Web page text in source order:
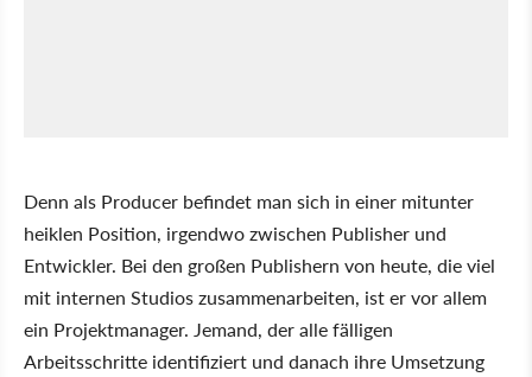
Denn als Producer befindet man sich in einer mitunter
heiklen Position, irgendwo zwischen Publisher und
Entwickler. Bei den großen Publishern von heute, die viel
mit internen Studios zusammenarbeiten, ist er vor allem
ein Projektmanager. Jemand, der alle fälligen
Arbeitsschritte identifiziert und danach ihre Umsetzung